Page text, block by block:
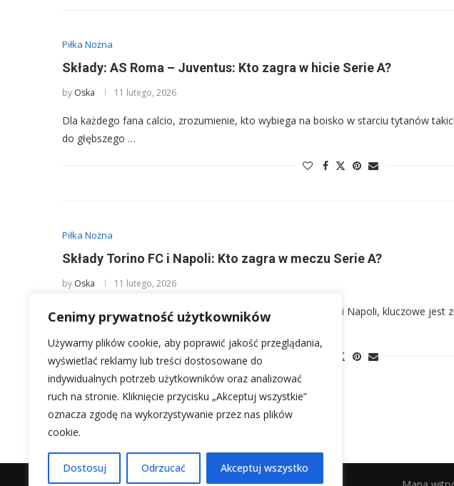
Cenimy prywatność użytkowników
Używamy plików cookie, aby poprawić jakość przeglądania,
wyświetlać reklamy lub treści dostosowane do
indywidualnych potrzeb użytkowników oraz analizować
ruch na stronie. Kliknięcie przycisku „Akceptuj wszystkie”
oznacza zgodę na wykorzystywanie przez nas plików
cookie.
Dostosuj Odrzucać Akceptuj wszystko
Piłka Nożna
Składy: AS Roma – Juventus: Kto zagra w hicie Serie A?
by Oska 11 lutego, 2026
Dla każdego fana calcio, zrozumienie, kto wybiega na boisko w starciu tytanów
do głębszego …
Piłka Nożna
Składy Torino FC i Napoli: Kto zagra w meczu Serie A?
by Oska 11 lutego, 2026
Kiedy przychodzi czas na starcie takich drużyn jak Torino FC i Napoli, kluczowe jest
murawę, bo to …
1 2 3 … 24